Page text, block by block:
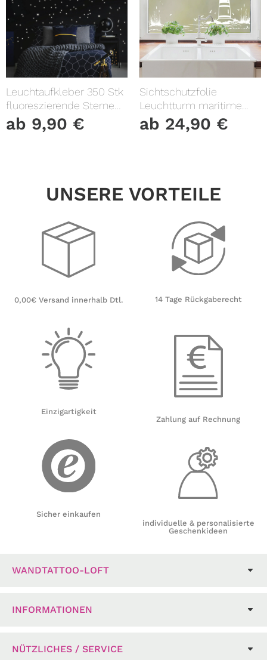
Leuchtaufkleber 350 Stk
fluoreszierende Sterne
und Punkte leuchten im
Dunklen Kinderzimmer
ab 9,90 €
Sichtschutzfolie
Leuchtturm maritime
Fensterfolie Fensterdeko
Milchglasfolie
ab 24,90 €
UNSERE VORTEILE
0,00€ Versand innerhalb Dtl.
Einzigartigkeit
Sicher einkaufen
14 Tage Rückgaberecht
Zahlung auf Rechnung
individuelle & personalisierte
Geschenkideen
WANDTATTOO-LOFT
INFORMATIONEN
NÜTZLICHES / SERVICE